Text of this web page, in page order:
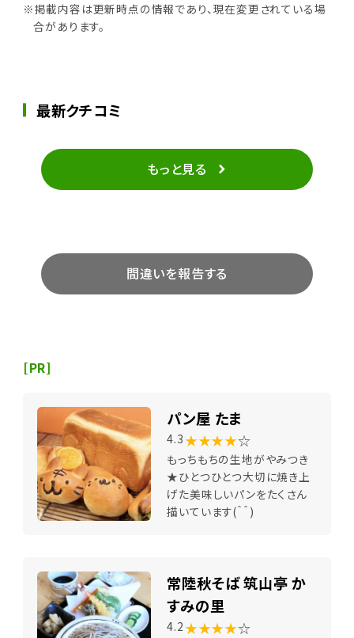
※掲載内容は更新時点の情報であり、現在変更されている場
合があります。
最新クチコミ
もっと見る
間違いを報告する
[PR]
パン屋 たま
4.3 ★★★★☆
もっちもちの生地がやみつき
★ひとつひとつ大切に焼き上
げた美味しいパンをたくさん
描いています(＾＾)
常陸秋そば 筑山亭 か
すみの里
4.2 ★★★★☆